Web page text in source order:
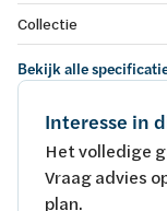
Collectie
Bekijk alle
Interesse in
Het volledige
Vraag advies
plan.